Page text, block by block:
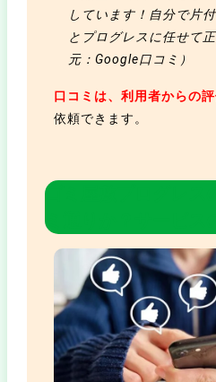
しています！自分で片
とプログレスに任せて
元：Google口コミ）
口コミは、利用者からの
依頼できます。
ゴミ屋敷プログレス
ミ通りか？サービス